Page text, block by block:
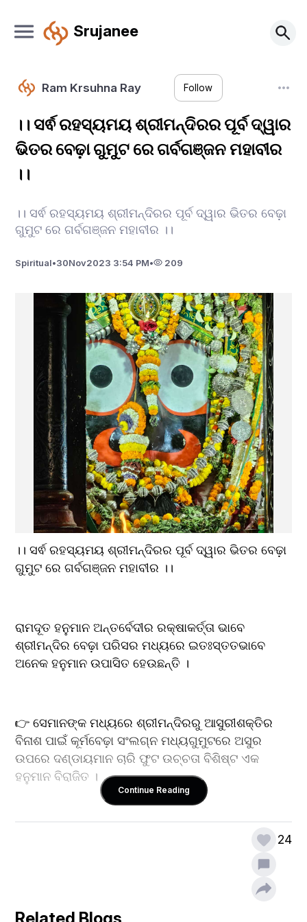
Srujanee
Ram Krsuhna Ray Follow
।। ସର୍ଵ ରହସ୍ୟମୟ ଶ୍ରୀମନ୍ଦିରର ପୂର୍ବ ଦ୍ୱାର
ଭିତର ବେଢ଼ା ଗୁମୁଟ ରେ ଗର୍ବଗଞ୍ଜନ ମହାବୀର
।।
।। ସର୍ଵ ରହସ୍ୟମୟ ଶ୍ରୀମନ୍ଦିରର ପୂର୍ବ ଦ୍ୱାର ଭିତର ବେଢ଼ା
ଗୁମୁଟ ରେ ଗର୍ବଗଞ୍ଜନ ମହାବୀର ।।
Spiritual•30Nov2023 3:54 PM• 209
।। ସର୍ଵ ରହସ୍ୟମୟ ଶ୍ରୀମନ୍ଦିରର ପୂର୍ବ ଦ୍ୱାର ଭିତର ବେଢ଼ା
ଗୁମୁଟ ରେ ଗର୍ବଗଞ୍ଜନ ମହାବୀର ।।
ରାମଦୂତ ହନୁମାନ ଅନ୍ତର୍ବେଦୀର ରକ୍ଷାକର୍ତ୍ତା ଭାବେ
ଶ୍ରୀମନ୍ଦିର ବେଢ଼ା ପରିସର ମଧ୍ୟରେ ଇତଃସ୍ତତଭାବେ
ଅନେକ ହନୁମାନ ଉପାସିତ ହେଉଛନ୍ତି ।
👉 ସେମାନଙ୍କ ମଧ୍ୟରେ ଶ୍ରୀମନ୍ଦିରରୁ ଆସୁରୀଶକ୍ତିର
ବିନାଶ ପାଇଁ କୂର୍ମବେଢ଼ା ସଂଲଗ୍ନ ମଧ୍ୟଗୁମୁଟରେ ଅସୁର
ଉପରେ ଦଣ୍ଡାୟମାନ ଚାରି ଫୁଟ ଉଚ୍ଚତା ବିଶିଷ୍ଟ ଏକ
ହନୁମାନ ବିରାଜିତ ।
ମହାପ୍ରଭୁଙ୍କର ଦର୍ଶନ ନିମନ୍ତେ ଭିତରକୁ ଛାଡ଼ିଥା’ଛି ବୋଲି
Continue Reading
24